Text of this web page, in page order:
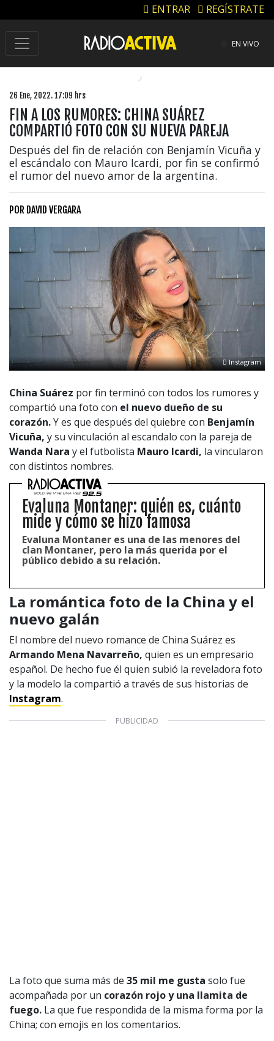
ENTRAR REGÍSTRATE
EN VIVO
26 Ene, 2022. 17:09 hrs
FIN A LOS RUMORES: CHINA SUÁREZ
COMPARTIÓ FOTO CON SU NUEVA PAREJA
Después del fin de relación con Benjamín Vicuña y
el escándalo con Mauro Icardi, por fin se confirmó
el rumor del nuevo amor de la argentina.
POR DAVID VERGARA
Instagram
China Suárez por fin terminó con todos los rumores y
compartió una foto con el nuevo dueño de su
corazón.Y es que después del quiebre con Benjamín
Vicuña, y su vinculación al escandalo con la pareja de
Wanda Nara y el futbolista Mauro Icardi, la vincularon
con distintos nombres.
Evaluna Montaner: quién es, cuánto
mide y cómo se hizo famosa
Evaluna Montaner es una de las menores del
clan Montaner, pero la más querida por el
público debido a su relación.
La romántica foto de la China y el
nuevo galán
El nombre del nuevo romance de China Suárez es
Armando Mena Navarreño, quien es un empresario
español. De hecho fue él quien subió la reveladora foto
y la modelo la compartió a través de sus historias de
Instagram.
La foto que suma más de 35 mil me gusta solo fue
acompañada por un corazón rojo y una llamita de
fuego. La que fue respondida de la misma forma por la
China; con emojis en los comentarios.